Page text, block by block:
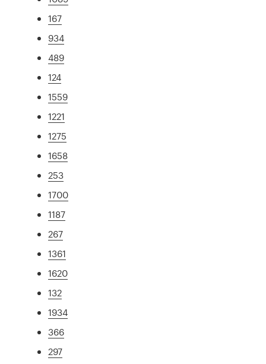
167
934
489
124
1559
1221
1275
1658
253
1700
1187
267
1361
1620
132
1934
366
297